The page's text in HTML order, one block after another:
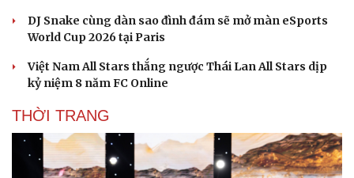
Văn hóa
Sân khấu - Điện ảnh
Văn học
Âm nhạc
Giải trí
Thời trang
Team Flash xuất quân chinh phục eSports World
Cup với mũi đinh ba HOK-PUBG-Cờ vua
Chia tay World Cup, Cristiano Ronaldo đồng hành
eSports World Cup 2026 tại Paris
Việt Nam giành vé trực tiếp vào vòng chung kết League
of Legends tại ENC 2026